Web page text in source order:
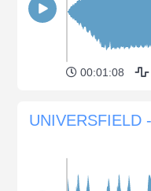
00:01:08